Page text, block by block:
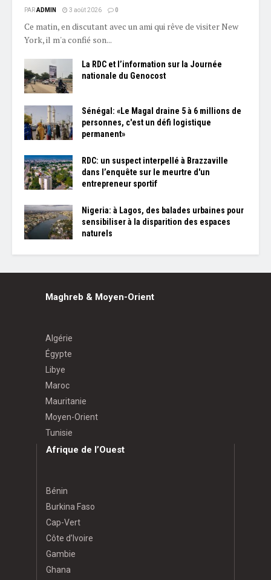
PARADMIN 3 août 2026 0
Ce matin, en discutant avec un ami qui rêve de visiter New
York, il m'a confié son...
La RDC et l’information sur la Journée
nationale du Genocost
Sénégal: «Le Magal draine 5 à 6 millions de
personnes, c'est un défi logistique
permanent»
RDC: un suspect interpellé à Brazzaville
dans l’enquête sur le meurtre d'un
entrepreneur sportif
Nigeria: à Lagos, des balades urbaines pour
sensibiliser à la disparition des espaces
naturels
Maghreb & Moyen-Orient
Algérie
Égypte
Libye
Maroc
Mauritanie
Moyen-Orient
Tunisie
Afrique de l’Ouest
Bénin
Burkina Faso
Cap-Vert
Côte d’Ivoire
Gambie
Ghana